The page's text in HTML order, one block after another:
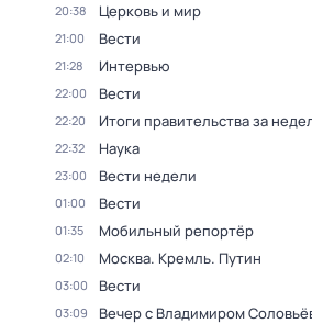
20:38 Церковь и мир
21:00 Вести
21:28 Интервью
22:00 Вести
22:20 Итоги правительства за
22:32 Наука
23:00 Вести недели
01:00 Вести
01:35 Мобильный репортёр
02:10 Москва. Кремль. Путин
03:00 Вести
03:09 Вечер с Владимиром